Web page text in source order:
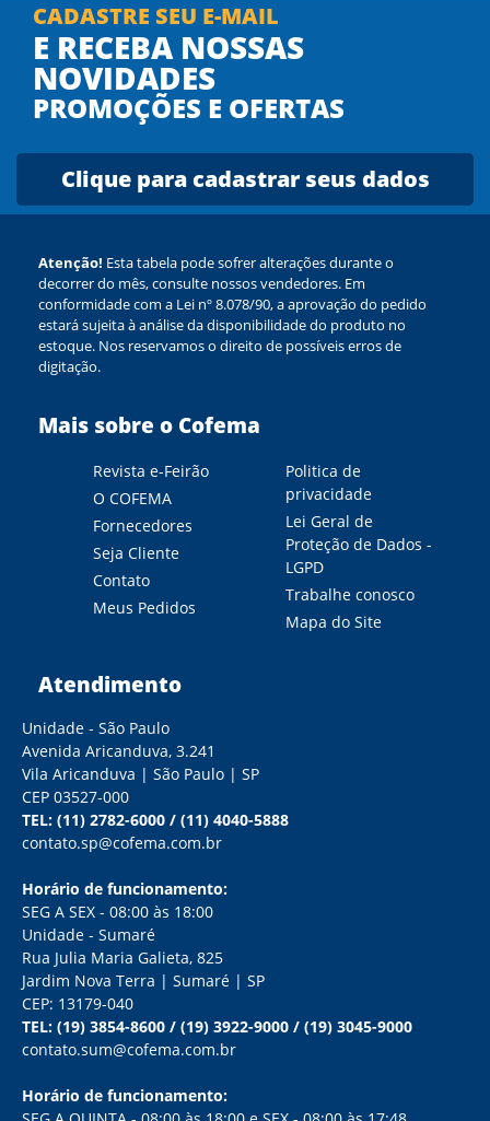
CADASTRE SEU E-MAIL
E RECEBA NOSSAS
NOVIDADES
PROMOÇÕES E OFERTAS
Clique para cadastrar seus dados
Atenção! Esta tabela pode sofrer alterações durante o
decorrer do mês, consulte nossos vendedores. Em
conformidade com a Lei nº 8.078/90, a aprovação do pedido
estará sujeita à análise da disponibilidade do produto no
estoque. Nos reservamos o direito de possíveis erros de
digitação.
Mais sobre o Cofema
Revista e-Feirão
O COFEMA
Fornecedores
Seja Cliente
Contato
Meus Pedidos
Politica de
privacidade
Lei Geral de
Proteção de Dados -
LGPD
Trabalhe conosco
Mapa do Site
Atendimento
Unidade - São Paulo
Avenida Aricanduva, 3.241
Vila Aricanduva | São Paulo | SP
CEP 03527-000
TEL: (11) 2782-6000 / (11) 4040-5888
contato.sp@cofema.com.br
Horário de funcionamento:
SEG A SEX - 08:00 às 18:00
Unidade - Sumaré
Rua Julia Maria Galieta, 825
Jardim Nova Terra | Sumaré | SP
CEP: 13179-040
TEL: (19) 3854-8600 / (19) 3922-9000 / (19) 3045-9000
contato.sum@cofema.com.br
Horário de funcionamento: